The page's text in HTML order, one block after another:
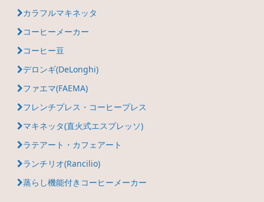
カラフルマキネッタ
コーヒーメーカー
コーヒー豆
デロンギ(DeLonghi)
ファエマ(FAEMA)
フレンチプレス・コーヒープレス
マキネッタ(直火式エスプレッソ)
ラテアート・カフェアート
ランチリオ(Rancilio)
蒸らし機能付きコーヒーメーカー